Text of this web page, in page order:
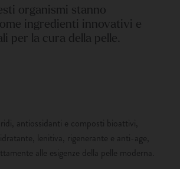
organismi stanno
ingredienti innovativi e
per la cura della pelle.
antiossidanti e composti bioattivi,
lenitiva, rigenerante e anti-age,
alle esigenze della pelle moderna.